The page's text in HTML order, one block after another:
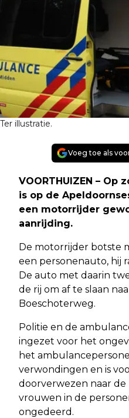
Ter illustratie.
Voeg toe als
VOORTHUIZEN – Op
is op de
een motorrijder
aanrijding.
De motorrijder botste
een personenauto, hij
De auto met daarin
de rij om af te slaan
Boeschoterweg.
Politie en de
ingezet voor het
het
verwondingen en is
doorverwezen naar de
vrouwen in de
ongedeerd.